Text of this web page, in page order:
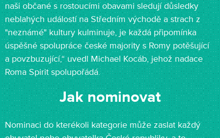
naši občané s rostoucími obavami sledují důsledky
neblahých událostí na Středním východě a strach z
"neznámé" kultury kulminuje, je každá připomínka
úspěšné spolupráce české majority s Romy potěšující
a povzbuzující,“ uvedl Michael Kocáb, jehož nadace
Roma Spirit spolupořádá.
Jak nominovat
Nominaci do kterékoli kategorie může zaslat každý